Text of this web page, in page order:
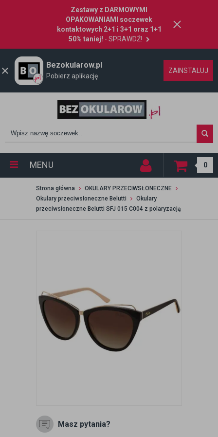
Zestawy z DARMOWYMI
OPAKOWANIAMI soczewek
kontaktowych 2+1 i 3+1 oraz 1+1
50% taniej! - SPRAWDŹ!
Bezokularow.pl
Pobierz aplikację
ZAINSTALUJ
MENU 0
Strona główna
OKULARY PRZECIWSŁONECZNE
Okulary przeciwsłoneczne Belutti
Okulary
przeciwsłoneczne Belutti SFJ 015 C004 z polaryzacją
Masz pytania?